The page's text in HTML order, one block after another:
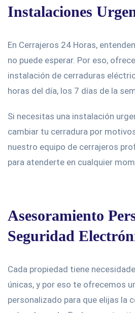
Instalaciones
En Cerrajeros 24 Horas,
no puede esperar. Por eso,
instalación de cerraduras
horas del día, los 7 días de la
Si necesitas una instalación
cambiar tu cerradura por
nuestro equipo de cerrajeros
para atenderte en cualquier
Asesoramiento
Seguridad
Cada propiedad tiene
únicas, y por eso te ofrecemos
personalizado para que elijas la